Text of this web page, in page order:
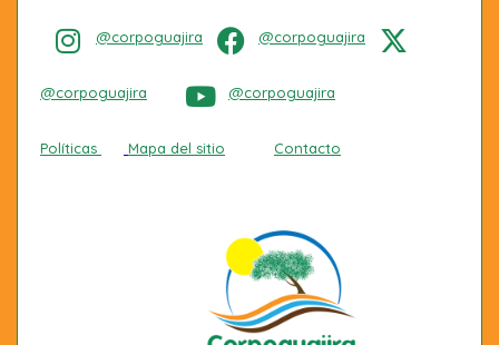
@corpoguajira @corpoguajira
@corpoguajira @corpoguajira
Políticas Mapa del sitio Contacto